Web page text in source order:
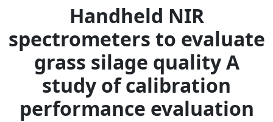
Handheld NIR
spectrometers to evaluate
grass silage quality A
study of calibration
performance evaluation